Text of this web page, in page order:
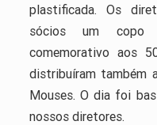
plastificada. Os
sócios um
comemorativo aos
distribuíram também
Mouses. O dia foi
nossos diretores.